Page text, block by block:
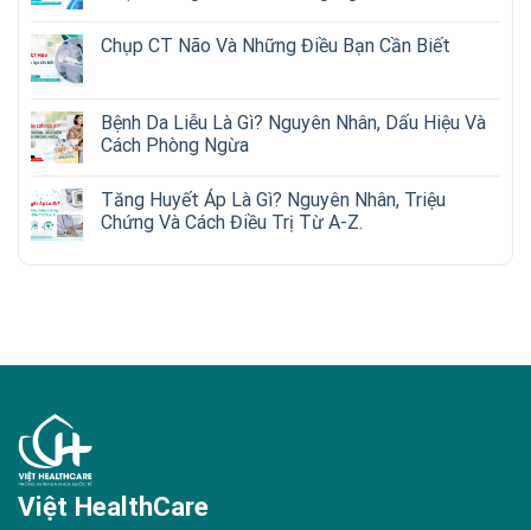
Chụp CT Não Và Những Điều Bạn Cần Biết
Bệnh Da Liễu Là Gì? Nguyên Nhân, Dấu Hiệu Và
Cách Phòng Ngừa
Tăng Huyết Áp Là Gì? Nguyên Nhân, Triệu
Chứng Và Cách Điều Trị Từ A-Z.
Việt HealthCare